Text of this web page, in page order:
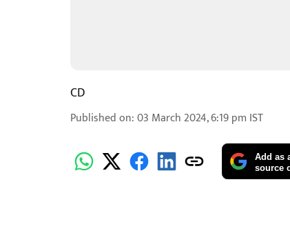
CD
Published on:03 March 2024, 6:19 pm IST
Add as
source